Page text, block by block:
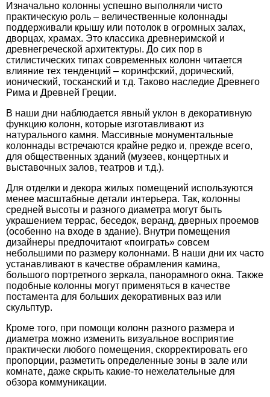
Изначально колонны успешно выполняли чисто
практическую роль – величественные колоннады
поддерживали крышу или потолок в огромных залах,
дворцах, храмах. Это классика древнеримской и
древнегреческой архитектуры. До сих пор в
стилистических типах современных колонн читается
влияние тех тенденций – коринфский, дорический,
ионический, тосканский и т.д. Таково наследие Древнего
Рима и Древней Греции.
В наши дни наблюдается явный уклон в декоративную
функцию колонн, которые изготавливают из
натурального камня. Массивные монументальные
колоннады встречаются крайне редко и, прежде всего,
для общественных зданий (музеев, концертных и
выставочных залов, театров и т.д.).
Для отделки и декора жилых помещений используются
менее масштабные детали интерьера. Так, колонны
средней высоты и разного диаметра могут быть
украшением террас, беседок, веранд, дверных проемов
(особенно на входе в здание). Внутри помещения
дизайнеры предпочитают «поиграть» совсем
небольшими по размеру колоннами. В наши дни их часто
устанавливают в качестве обрамления камина,
большого портретного зеркала, панорамного окна. Также
подобные колонны могут применяться в качестве
постамента для больших декоративных ваз или
скульптур.
Кроме того, при помощи колонн разного размера и
диаметра можно изменить визуальное восприятие
практически любого помещения, скорректировать его
пропорции, разметить определенные зоны в зале или
комнате, даже скрыть какие-то нежелательные для
обзора коммуникации.